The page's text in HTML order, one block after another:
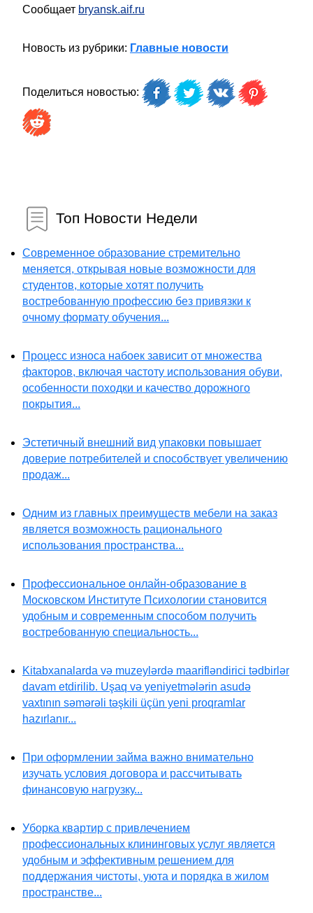
Сообщает bryansk.aif.ru
Новость из рубрики: Главные новости
Поделиться новостью:
Топ Новости Недели
Современное образование стремительно
меняется, открывая новые возможности для
студентов, которые хотят получить
востребованную профессию без привязки к
очному формату обучения...
Процесс износа набоек зависит от множества
факторов, включая частоту использования обуви,
особенности походки и качество дорожного
покрытия...
Эстетичный внешний вид упаковки повышает
доверие потребителей и способствует увеличению
продаж...
Одним из главных преимуществ мебели на заказ
является возможность рационального
использования пространства...
Профессиональное онлайн-образование в
Московском Институте Психологии становится
удобным и современным способом получить
востребованную специальность...
Kitabxanalarda və muzeylərdə maarifləndirici tədbirlər
davam etdirilib. Uşaq və yeniyetmələrin asudə
vaxtının səmərəli təşkili üçün yeni proqramlar
hazırlanır...
При оформлении займа важно внимательно
изучать условия договора и рассчитывать
финансовую нагрузку...
Уборка квартир с привлечением
профессиональных клининговых услуг является
удобным и эффективным решением для
поддержания чистоты, уюта и порядка в жилом
пространстве...